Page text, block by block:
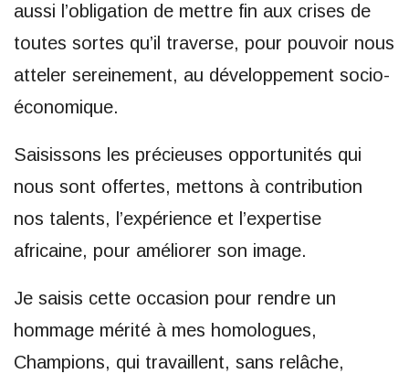
aussi l’obligation de mettre fin aux crises de
toutes sortes qu’il traverse, pour pouvoir nous
atteler sereinement, au développement socio-
économique.
Saisissons les précieuses opportunités qui
nous sont offertes, mettons à contribution
nos talents, l’expérience et l’expertise
africaine, pour améliorer son image.
Je saisis cette occasion pour rendre un
hommage mérité à mes homologues,
Champions, qui travaillent, sans relâche,